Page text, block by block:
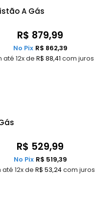
A Gás
R$ 879,99
até 12x de R$ 88,41 com juros
No Pix R$ 862,39
R$ 529,99
até 12x de R$ 53,24com juros
No Pix R$ 519,39